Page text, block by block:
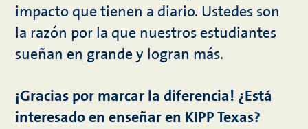
impacto que tienen a diario. Ustedes son
la razón por la que nuestros estudiantes
sueñan en grande y logran más.
¡Gracias por marcar la diferencia! ¿Está
interesado en enseñar en KIPP Texas?